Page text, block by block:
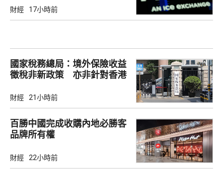
財經 17小時前
國家稅務總局：境外保險收益
徵稅非新政策 亦非針對香港
財經 21小時前
百勝中國完成收購內地必勝客
品牌所有權
財經 22小時前